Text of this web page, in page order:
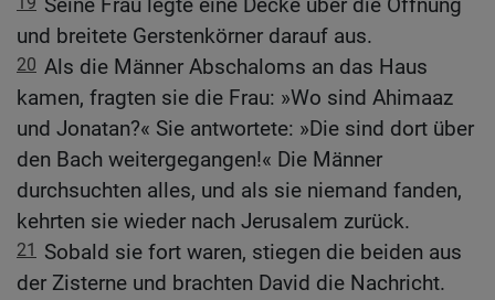
Seine Frau legte eine Decke über die Öffnung
und breitete Gerstenkörner darauf aus.
20 Als die Männer Abschaloms an das Haus
kamen, fragten sie die Frau: »Wo sind Ahimaaz
und Jonatan?« Sie antwortete: »Die sind dort über
den Bach weitergegangen!« Die Männer
durchsuchten alles, und als sie niemand fanden,
kehrten sie wieder nach Jerusalem zurück.
21
Sobald sie fort waren, stiegen die beiden aus
der Zisterne und brachten David die Nachricht.